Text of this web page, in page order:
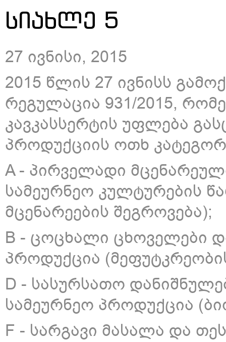
ᲡᲘᲐᲮᲚᲔ 5
27 ივნისი, 2015
2015 წლის 27 ივნისს
რეგულაცია 931/2015,
კავკასსერტის უფლება
პროდუქციის ოთხ
A - პირველადი
სამეურნეო კულტურების
მცენარეების შეგროვება);
B - ცოცხალი ცხოველები
პროდუქცია
D - სასურსათო
სამეურნეო პროდუქცია
F - სარგავი მასალა და